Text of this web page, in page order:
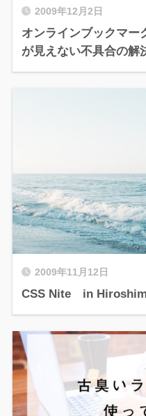
2009年12月2日
オンラインブックマ
が見えない不具合の解
2009年11月12日
CSS Nite in